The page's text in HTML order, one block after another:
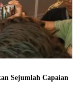
Sejumlah Capaian